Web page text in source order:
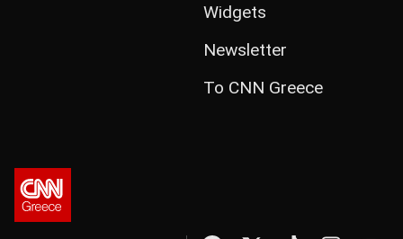
Widgets
Newsletter
Το CNN Greece